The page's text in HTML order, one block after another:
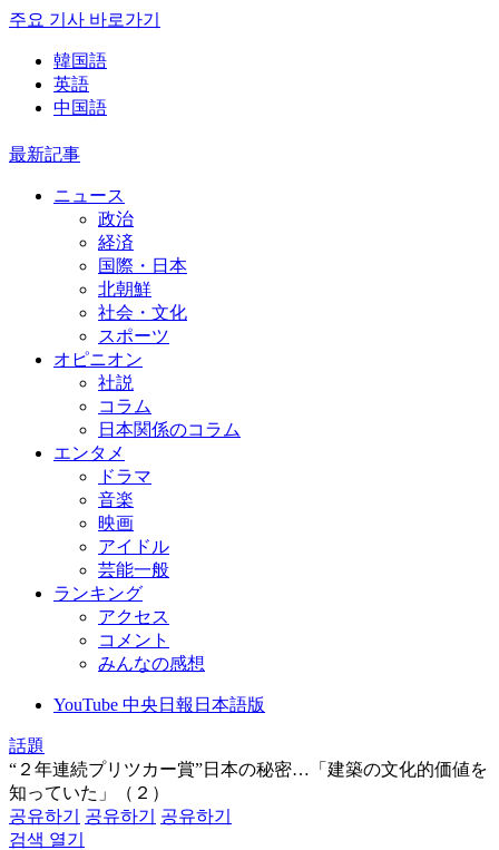
주요 기사 바로가기
韓国語
英語
中国語
最新記事
ニュース
政治
経済
国際・日本
北朝鮮
社会・文化
スポーツ
オピニオン
社説
コラム
日本関係のコラム
エンタメ
ドラマ
音楽
映画
アイドル
芸能一般
ランキング
アクセス
コメント
みんなの感想
YouTube 中央日報日本語版
話題
“２年連続プリツカー賞”日本の秘密…「建築の文化的価値を
知っていた」（２）
공유하기
공유하기
공유하기
검색 열기